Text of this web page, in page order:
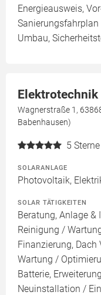
Energieausweis,
Sanierungsfahrplan
Umbau,
Elektrotechnik
Wagnerstraße 1,
Babenhausen)
5
SOLARANLAGE
Photovoltaik,
SOLAR TÄTIGKEITEN
Beratung, Anlage
Reinigung /
Finanzierung,
Wartung /
Batterie,
Neuinstallation /